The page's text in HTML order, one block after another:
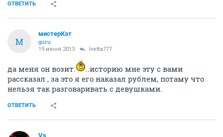
ОТВЕТИТЬ
М
мистерКэт
guru
19 июня 2013 Ivetta777
да меня он возит.
..историю мне эту с вами
рассказал , за это я его наказал рублем, потаму что
нельзя так разговаривать с девушками.
ОТВЕТИТЬ
Vs